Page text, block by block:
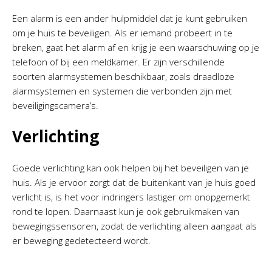
Een alarm is een ander hulpmiddel dat je kunt gebruiken
om je huis te beveiligen. Als er iemand probeert in te
breken, gaat het alarm af en krijg je een waarschuwing op je
telefoon of bij een meldkamer. Er zijn verschillende
soorten alarmsystemen beschikbaar, zoals draadloze
alarmsystemen en systemen die verbonden zijn met
beveiligingscamera’s.
Verlichting
Goede verlichting kan ook helpen bij het beveiligen van je
huis. Als je ervoor zorgt dat de buitenkant van je huis goed
verlicht is, is het voor indringers lastiger om onopgemerkt
rond te lopen. Daarnaast kun je ook gebruikmaken van
bewegingssensoren, zodat de verlichting alleen aangaat als
er beweging gedetecteerd wordt.